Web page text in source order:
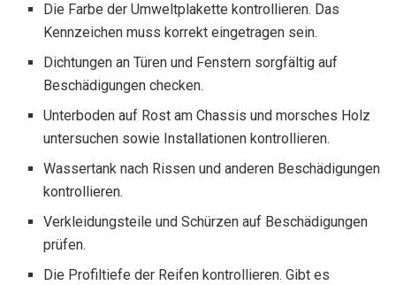
Die Farbe der Umweltplakette kontrollieren. Das
Kennzeichen muss korrekt eingetragen sein.
Dichtungen an Türen und Fenstern sorgfältig auf
Beschädigungen checken.
Unterboden auf Rost am Chassis und morsches Holz
untersuchen sowie Installationen kontrollieren.
Wassertank nach Rissen und anderen Beschädigungen
kontrollieren.
Verkleidungsteile und Schürzen auf Beschädigungen
prüfen.
Die Profiltiefe der Reifen kontrollieren. Gibt es